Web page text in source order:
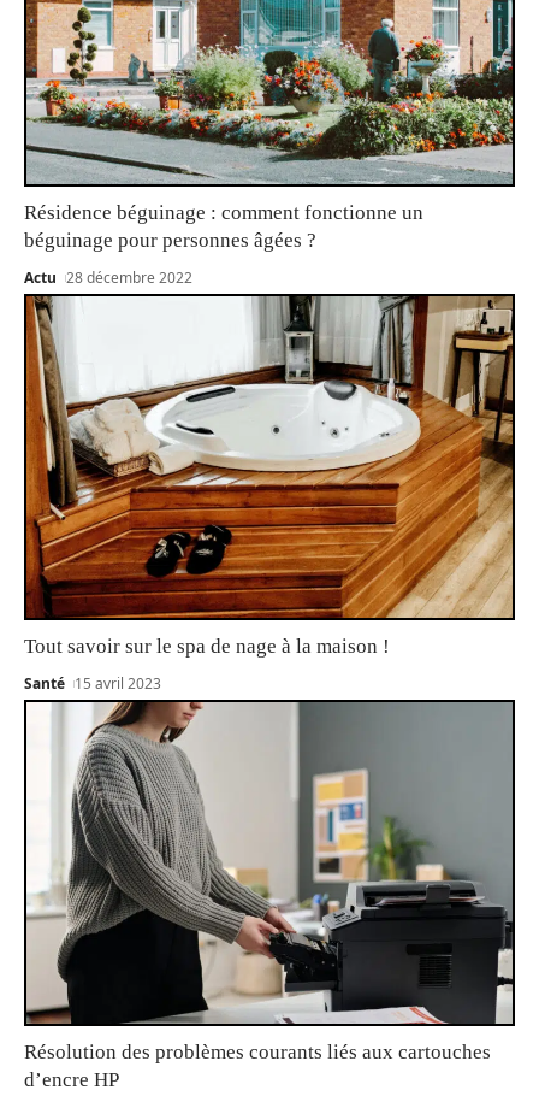
Résidence béguinage : comment fonctionne un
béguinage pour personnes âgées ?
Actu 28 décembre 2022
Tout savoir sur le spa de nage à la maison !
Santé 15 avril 2023
Résolution des problèmes courants liés aux cartouches
d’encre HP